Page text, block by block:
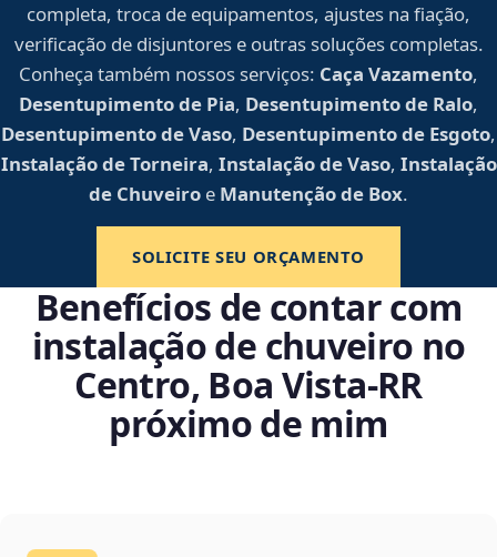
completa, troca de equipamentos, ajustes na fiação,
verificação de disjuntores e outras soluções completas.
Conheça também nossos serviços: Caça Vazamento,
Desentupimento de Pia, Desentupimento de Ralo,
Desentupimento de Vaso, Desentupimento de Esgoto,
Instalação de Torneira, Instalação de Vaso, Instalação
de Chuveiro e Manutenção de Box.
SOLICITE SEU ORÇAMENTO
Benefícios de contar com
instalação de chuveiro no
Centro, Boa Vista‑RR
próximo de mim